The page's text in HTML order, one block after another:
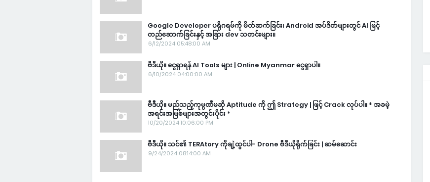
Google Developer ပရိုဂရမ်ကို မိတ်ဆက်ခြင်း၊ Android အပ်ဒိတ်များတွင် AI ဖြင့်
တည်ဆောက်ခြင်းနှင့် အခြား dev သတင်းများ။
6/12/2024 05:48:00 AM
ဗီဒီယို။ ငွေရှာရန် AI Tools များ | Online Myanmar ငွေရှာပါ။
6/10/2024 04:00:00 AM
ဗီဒီယို။ မည်သည့်ကုမ္ပဏီမဆို Aptitude ကို ဤ Strategy | ဖြင့် Crack လုပ်ပါ။ * အခမဲ့
အရင်းအမြစ်များအတွင်းပိုင်း *
10/20/2024 10:06:00 PM
ဗီဒီယို။ သင်၏ TERAtory ကိုချဲ့ထွင်ပါ- Drone ဗီဒီယိုရိုက်ခြင်း | ဆမ်ဆောင်း
9/24/2024 08:14:00 AM